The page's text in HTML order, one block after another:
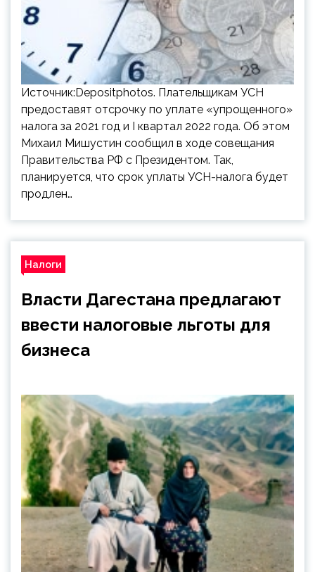
Источник:Depositphotos. Плательщикам УСН
предоставят отсрочку по уплате «упрощенного»
налога за 2021 год и I квартал 2022 года. Об этом
Михаил Мишустин сообщил в ходе совещания
Правительства РФ с Президентом. Так,
планируется, что срок уплаты УСН-налога будет
продлен…
Налоги
Власти Дагестана предлагают
ввести налоговые льготы для
бизнеса